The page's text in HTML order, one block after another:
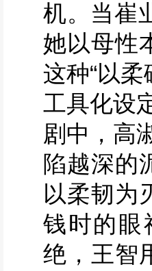
机。当崔
她以母性
这种“以
工具化设
剧中，高
陷越深的
以柔韧为
钱时的眼
绝，王智